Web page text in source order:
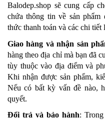
Balodep.shop sẽ cung cấp
chứa thông tin về sản phẩm
thức thanh toán và các chi tiết
Giao hàng và nhận sản
hàng theo địa chỉ mà bạn đã
tùy thuộc vào địa điểm và
Khi nhận được sản phẩm,
Nếu có bất kỳ vấn đề nào,
quyết.
Đổi trả và bảo hành: